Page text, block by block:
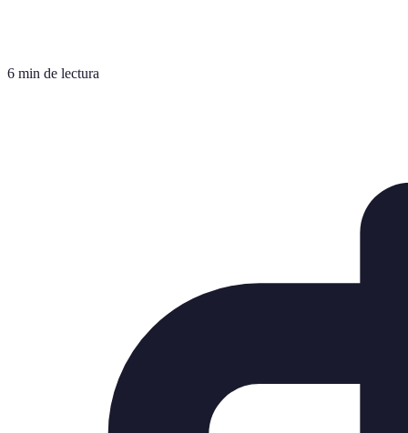
6 min de lectura